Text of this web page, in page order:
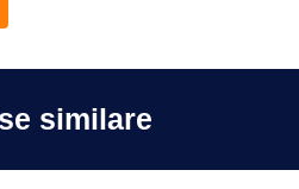
similare